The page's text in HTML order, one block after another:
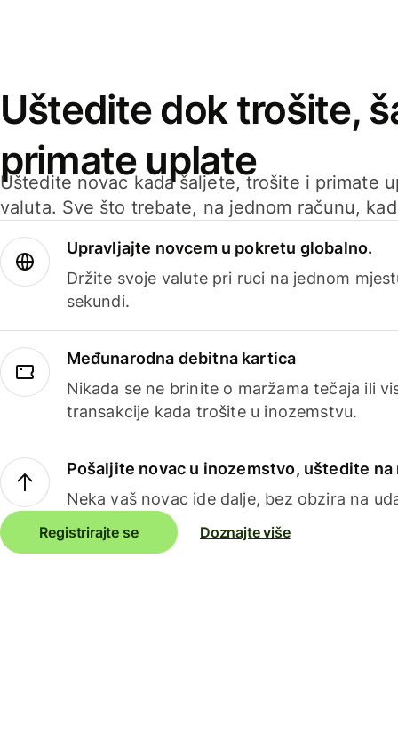
Uštedite dok trošite,
primate uplate
Uštedite novac kada šaljete, trošite i primate
valuta. Sve što trebate, na jednom računu,
Upravljajte novcem u pokretu globalno.
Držite svoje valute pri ruci na jednom
sekundi.
Međunarodna debitna kartica
Nikada se ne brinite o maržama tečaja ili
transakcije kada trošite u inozemstvu.
Pošaljite novac u inozemstvo, uštedite na
Neka vaš novac ide dalje, bez obzira na
Registrirajte se Doznajte više